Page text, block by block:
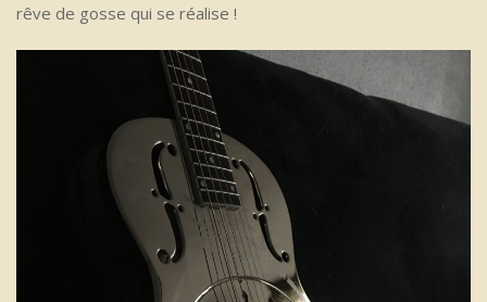
rêve de gosse qui se réalise !